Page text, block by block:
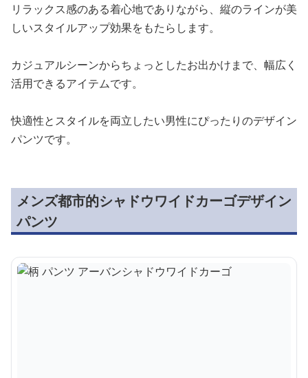
リラックス感のある着心地でありながら、縦のラインが美
しいスタイルアップ効果をもたらします。
カジュアルシーンからちょっとしたお出かけまで、幅広く
活用できるアイテムです。
快適性とスタイルを両立したい男性にぴったりのデザイン
パンツです。
メンズ都市的シャドウワイドカーゴデザイン
パンツ